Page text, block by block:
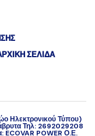
ΣΕΛΙΔΑ
Ηλεκτρονικού Τύπου)
Τηλ: 2692029208
POWER Ο.Ε.